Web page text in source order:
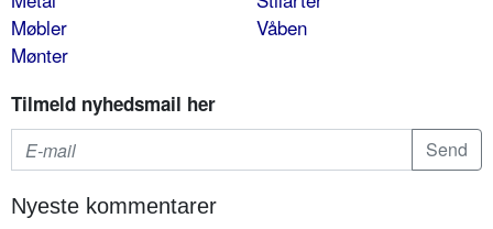
Møbler
Mønter
Våben
Tilmeld nyhedsmail her
Nyeste kommentarer